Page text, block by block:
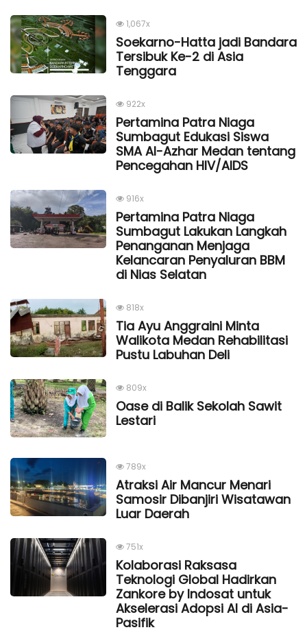
1,067x
Soekarno-Hatta jadi Bandara
Tersibuk Ke-2 di Asia
Tenggara
922x
Pertamina Patra Niaga
Sumbagut Edukasi Siswa
SMA Al-Azhar Medan tentang
Pencegahan HIV/AIDS
916x
Pertamina Patra Niaga
Sumbagut Lakukan Langkah
Penanganan Menjaga
Kelancaran Penyaluran BBM
di Nias Selatan
818x
Tia Ayu Anggraini Minta
Walikota Medan Rehabilitasi
Pustu Labuhan Deli
809x
Oase di Balik Sekolah Sawit
Lestari
789x
Atraksi Air Mancur Menari
Samosir Dibanjiri Wisatawan
Luar Daerah
751x
Kolaborasi Raksasa
Teknologi Global Hadirkan
Zankore by Indosat untuk
Akselerasi Adopsi AI di Asia-
Pasifik